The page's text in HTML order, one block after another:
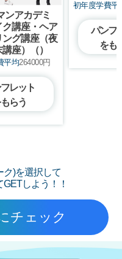
ンアカデミ
講座・ヘア
ング講座（夜
座）（）
平均264000円
レット
らう
初年度学費平
パンフ
をも
)を選択して
しよう！！
チェック